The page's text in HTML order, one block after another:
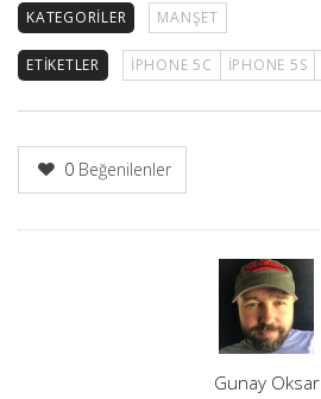
KATEGORILER MANŞET
ETIKETLER IPHONE 5C IPHONE 5S
0 Beğenilenler
Gunay Oksar